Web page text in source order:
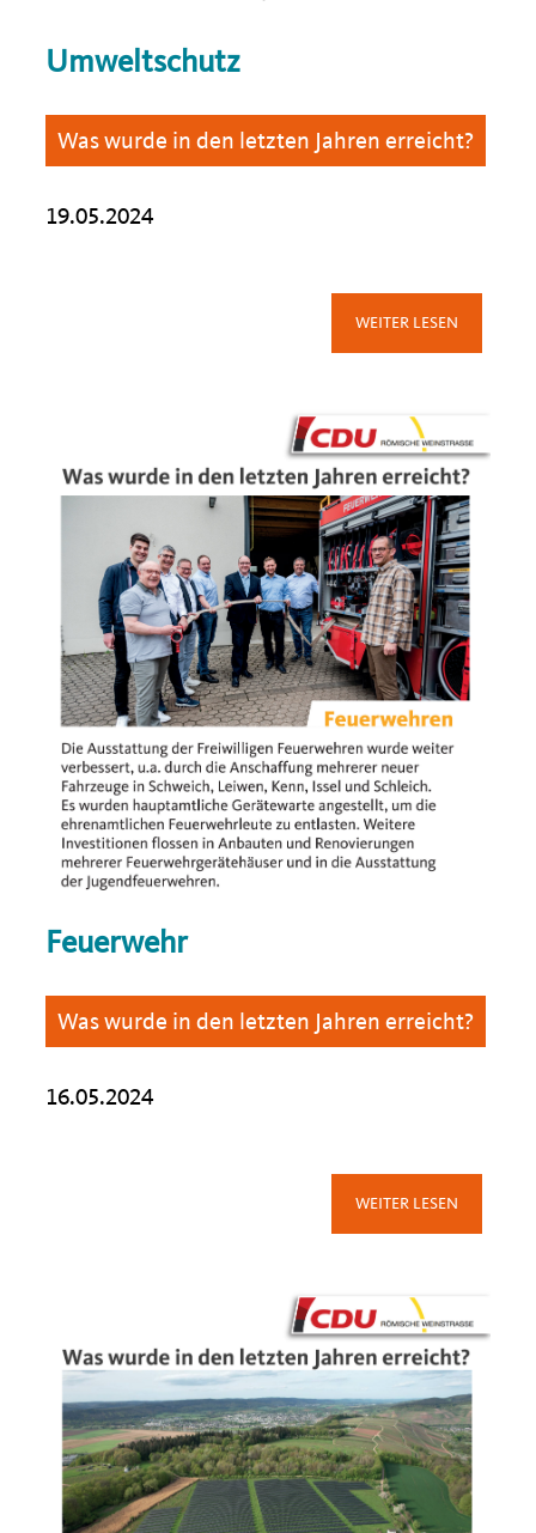
Umweltschutz
Was wurde in den letzten Jahren erreicht?
19.05.2024
WEITER LESEN
Feuerwehr
Was wurde in den letzten Jahren erreicht?
16.05.2024
WEITER LESEN